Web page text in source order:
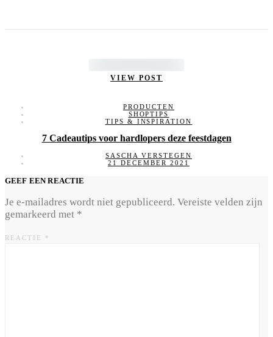
VIEW POST
PRODUCTEN
SHOPTIPS
TIPS & INSPIRATION
7 Cadeautips voor hardlopers deze feestdagen
SASCHA VERSTEGEN
21 DECEMBER 2021
GEEF EEN REACTIE
Je e-mailadres wordt niet gepubliceerd. Vereiste velden zijn
gemarkeerd met *
REACTIE *